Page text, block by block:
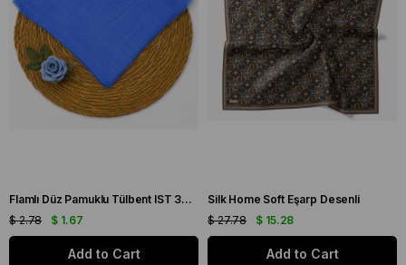
Flamlı Düz Pamuklu Tülbent IST 3434-25 Mavi Düz Desen
$ 1.67
$ 2.78
Add to Cart
Silk Home Soft Eşarp Desenli
$ 15.28
$ 27.78
Add to Cart